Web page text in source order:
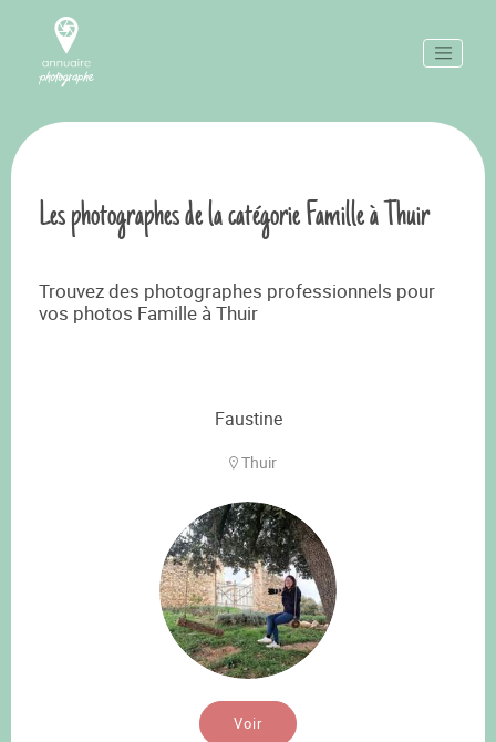
Les photographes de la catégorie Famille à Thuir
Trouvez des photographes professionnels pour
vos photos Famille à Thuir
Faustine
Thuir
Voir